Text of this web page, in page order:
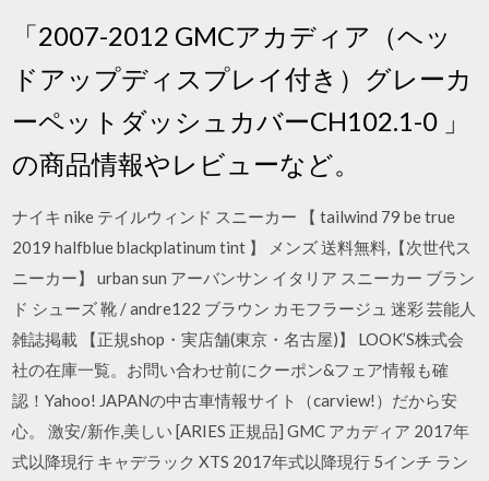
「2007-2012 GMCアカディア（ヘッ
ドアップディスプレイ付き）グレーカ
ーペットダッシュカバーCH102.1-0 」
の商品情報やレビューなど。
ナイキ nike テイルウィンド スニーカー 【 tailwind 79 be true
2019 halfblue blackplatinum tint 】 メンズ 送料無料,【次世代ス
ニーカー】 urban sun アーバンサン イタリア スニーカー ブラン
ド シューズ 靴 / andre122 ブラウン カモフラージュ 迷彩 芸能人
雑誌掲載 【正規shop・実店舗(東京・名古屋)】 LOOK’S株式会
社の在庫一覧。お問い合わせ前にクーポン&フェア情報も確
認！Yahoo! JAPANの中古車情報サイト（carview!）だから安
心。 激安/新作,美しい [ARIES 正規品] GMC アカディア 2017年
式以降現行 キャデラック XTS 2017年式以降現行 5インチ ラン